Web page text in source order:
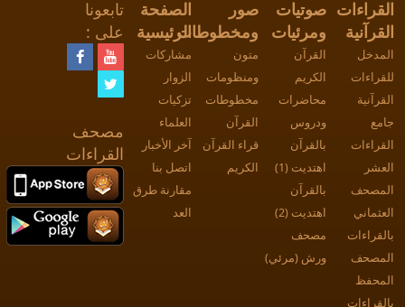
صوتيات
ومرئيات
القرآن
الكريم
محاضرات
ودروس
بالقرآن
اهتديت (1)
بالقرآن
اهتديت (2)
مصحف
ورش (مرئي)
صور
ومخطوطات
متون
ومنظومات
مخطوطات
القرآن
قراء القرآن
الكريم
الصفحة
الرئيسية
مشاركات
الزوار
تزكيات
العلماء
آخر الأخبار
اتصل بنا
مقارنة طرق
تابعونا
على :
مصحف
القراءات